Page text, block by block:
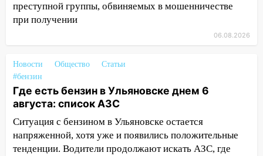
19:12 В Ульяновской области
руководителя частной компании
наказали за сокрытие прошлого своего
18:02
В Ульяновск едут звезды
баскетбола!
17:08 Ульяновский областной суд
оставил в силе приговор руководству
«УльяновскФармации» за махинации на
3,2 млн рублей
преступной группы, обвиняемых в мошенничестве
при получении
06.08.2026
Новости Общество
Статьи
#бензин
Где есть бензин в Ульяновске днем 6
августа: список АЗС
Ситуация с бензином в Ульяновске остается
напряженной, хотя уже и появились положительные
тенденции. Водители продолжают искать АЗС, где